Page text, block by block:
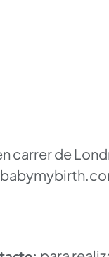
carrer de